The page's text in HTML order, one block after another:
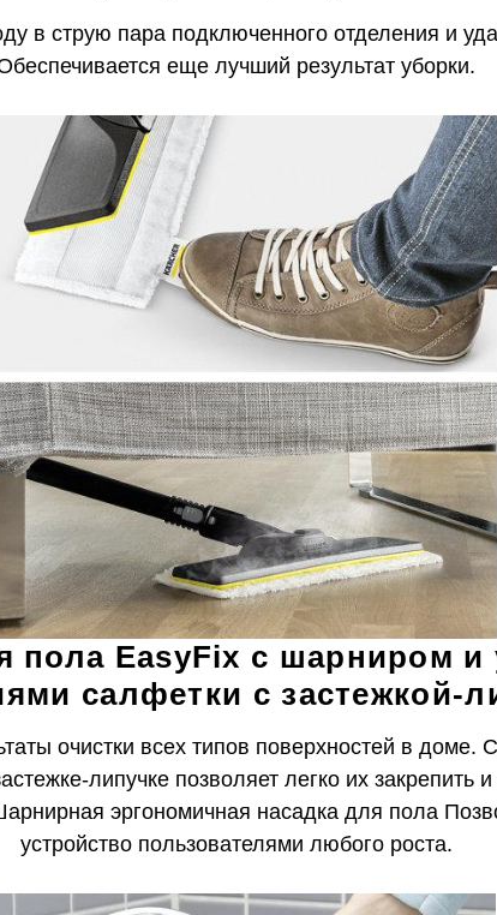
в струю пара подключенного отделения и
еще лучший результат уборки.
пола EasyFix с шарниром
салфетки с застежкой-
очистки всех типов поверхностей в доме.
липучке позволяет легко их закрепить
эргономичная насадка для пола
устройство пользователями любого роста.